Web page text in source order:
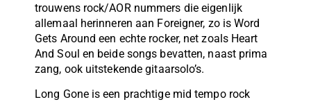
trouwens rock/AOR nummers die eigenlijk
allemaal herinneren aan Foreigner, zo is Word
Gets Around een echte rocker, net zoals Heart
And Soul en beide songs bevatten, naast prima
zang, ook uitstekende gitaarsolo’s.
Long Gone is een prachtige mid tempo rock